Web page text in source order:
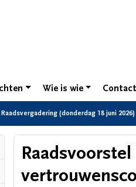
Wie is wie Contact
Raadsvergadering (donderdag 18 juni 2026)